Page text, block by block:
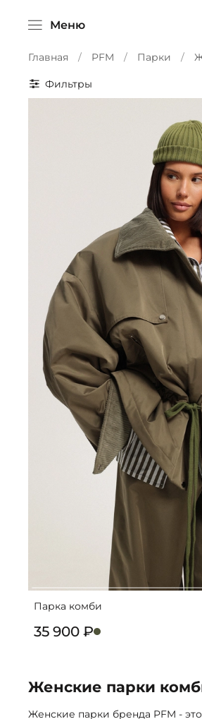
Меню
Главная PFM Парки
Фильтры
Парка комби
35 900 ₽
Женские парки
Женские парки бренда PFM -